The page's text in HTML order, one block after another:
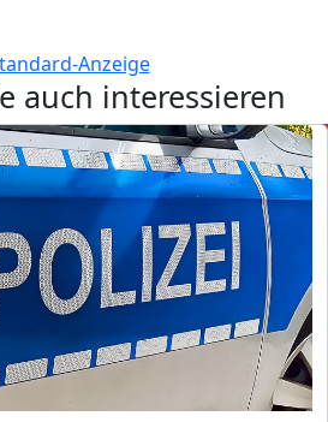
auch interessieren